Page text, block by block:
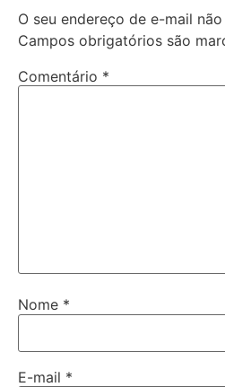
O seu endereço de e-mail
Campos obrigatórios são
Comentário *
Nome *
E-mail *